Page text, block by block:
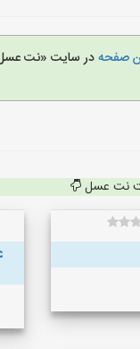
صفحهدر سایت «نت
نت عسل